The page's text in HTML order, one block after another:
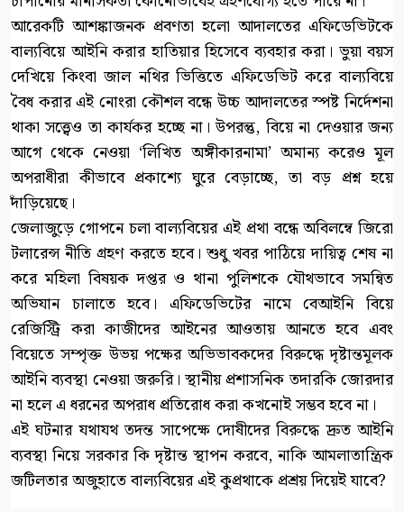
আরেকটি আশঙ্কাজনক প্রবণতা হলো আদালতের এফিডেভিটকে
বাল্যবিয়ে আইনি করার হাতিয়ার হিসেবে ব্যবহার করা। ভুয়া বয়স
দেখিয়ে কিংবা জাল নথির ভিত্তিতে এফিডেভিট করে বাল্যবিয়ে
বৈধ করার এই নোংরা কৌশল বন্ধে উচ্চ আদালতের স্পষ্ট নির্দেশনা
থাকা সত্ত্বেও তা কার্যকর হচ্ছে না। উপরন্তু, বিয়ে না দেওয়ার জন্য
আগে থেকে নেওয়া ‘লিখিত অঙ্গীকারনামা’ অমান্য করেও মূল
অপরাধীরা কীভাবে প্রকাশ্যে ঘুরে বেড়াচ্ছে, তা বড় প্রশ্ন হয়ে
দাঁড়িয়েছে।
জেলাজুড়ে গোপনে চলা বাল্যবিয়ের এই প্রথা বন্ধে অবিলম্বে জিরো
টলারেন্স নীতি গ্রহণ করতে হবে। শুধু খবর পাঠিয়ে দায়িত্ব শেষ না
করে মহিলা বিষয়ক দপ্তর ও থানা পুলিশকে যৌথভাবে সমন্বিত
অভিযান চালাতে হবে। এফিডেভিটের নামে বেআইনি বিয়ে
রেজিস্ট্রি করা কাজীদের আইনের আওতায় আনতে হবে এবং
বিয়েতে সম্পৃক্ত উভয় পক্ষের অভিভাবকদের বিরুদ্ধে দৃষ্টান্তমূলক
আইনি ব্যবস্থা নেওয়া জরুরি। স্থানীয় প্রশাসনিক তদারকি জোরদার
না হলে এ ধরনের অপরাধ প্রতিরোধ করা কখনোই সম্ভব হবে না।
এই ঘটনার যথাযথ তদন্ত সাপেক্ষে দোষীদের বিরুদ্ধে দ্রুত আইনি
ব্যবস্থা নিয়ে সরকার কি দৃষ্টান্ত স্থাপন করবে, নাকি আমলাতান্ত্রিক
জটিলতার অজুহাতে বাল্যবিয়ের এই কুপ্রথাকে প্রশ্রয় দিয়েই যাবে?